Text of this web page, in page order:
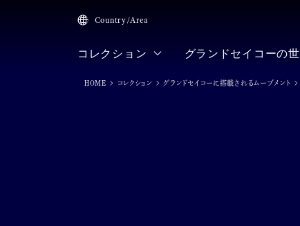
Country/Area
コレクション グランドセイコーの
HOME コレクション グランドセイコーに搭載されるムーブメント